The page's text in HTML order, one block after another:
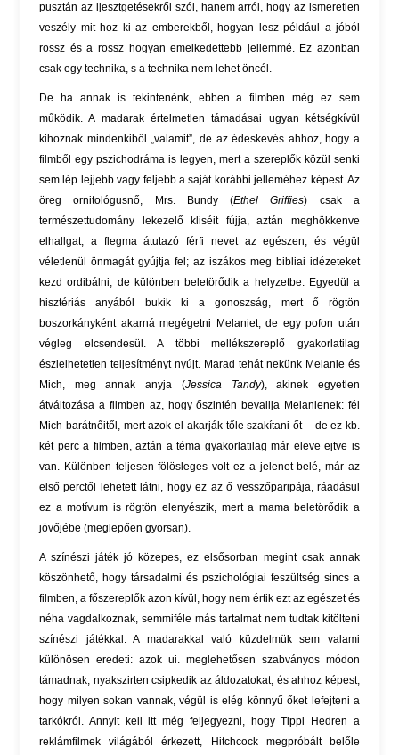
pusztán az ijesztgetésekről szól, hanem arról, hogy az ismeretlen
veszély mit hoz ki az emberekből, hogyan lesz például a jóból
rossz és a rossz hogyan emelkedettebb jellemmé. Ez azonban
csak egy technika, s a technika nem lehet öncél.
De ha annak is tekintenénk, ebben a filmben még ez sem
működik. A madarak értelmetlen támadásai ugyan kétségkívül
kihoznak mindenkiből „valamit”, de az édeskevés ahhoz, hogy a
filmből egy pszichodráma is legyen, mert a szereplők közül senki
sem lép lejjebb vagy feljebb a saját korábbi jelleméhez képest. Az
öreg ornitológusnő, Mrs. Bundy (Ethel Griffies) csak a
természettudomány lekezelő kliséit fújja, aztán meghökkenve
elhallgat; a flegma átutazó férfi nevet az egészen, és végül
véletlenül önmagát gyújtja fel; az iszákos meg bibliai idézeteket
kezd ordibálni, de különben beletörődik a helyzetbe. Egyedül a
hisztériás anyából bukik ki a gonoszság, mert ő rögtön
boszorkányként akarná megégetni Melaniet, de egy pofon után
végleg elcsendesül. A többi mellékszereplő gyakorlatilag
észlelhetetlen teljesítményt nyújt. Marad tehát nekünk Melanie és
Mich, meg annak anyja (Jessica Tandy), akinek egyetlen
átváltozása a filmben az, hogy őszintén bevallja Melanienek: fél
Mich barátnőitől, mert azok el akarják tőle szakítani őt – de ez kb.
két perc a filmben, aztán a téma gyakorlatilag már eleve ejtve is
van. Különben teljesen fölösleges volt ez a jelenet belé, már az
első perctől lehetett látni, hogy ez az ő vesszőparipája, ráadásul
ez a motívum is rögtön elenyészik, mert a mama beletörődik a
jövőjébe (meglepően gyorsan).
A színészi játék jó közepes, ez elsősorban megint csak annak
köszönhető, hogy társadalmi és pszichológiai feszültség sincs a
filmben, a főszereplők azon kívül, hogy nem értik ezt az egészet és
néha vagdalkoznak, semmiféle más tartalmat nem tudtak kitölteni
színészi játékkal. A madarakkal való küzdelmük sem valami
különösen eredeti: azok ui. meglehetősen szabványos módon
támadnak, nyakszirten csipkedik az áldozatokat, és ahhoz képest,
hogy milyen sokan vannak, végül is elég könnyű őket lefejteni a
tarkókról. Annyit kell itt még feljegyezni, hogy Tippi Hedren a
reklámfilmek világából érkezett, Hitchcock megpróbált belőle